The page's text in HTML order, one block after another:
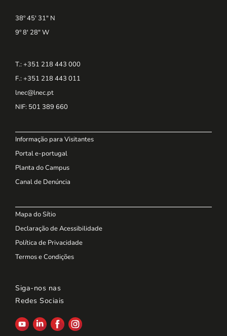
38º 45' 31" N
9º 8' 28" W
T.: +351 218 443 000
F.: +351 218 443 011
lnec@lnec.pt
NIF: 501 389 660
Informação para Visitantes
Portal e-portugal
Planta do Campus
Canal de Denúncia
Mapa do Sítio
Declaração de Acessibilidade
Política de Privacidade
Termos e Condições
Siga-nos nas
Redes Sociais